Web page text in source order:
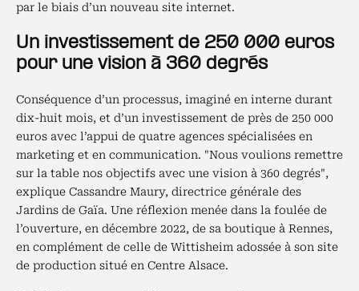
par le biais d’un nouveau site internet.
Un investissement de 250 000 euros
pour une vision à 360 degrés
Conséquence d’un processus, imaginé en interne durant
dix-huit mois, et d’un investissement de près de 250 000
euros avec l’appui de quatre agences spécialisées en
marketing et en communication. "Nous voulions remettre
sur la table nos objectifs avec une vision à 360 degrés",
explique Cassandre Maury, directrice générale des
Jardins de Gaïa. Une réflexion menée dans la foulée de
l’ouverture, en décembre 2022, de sa boutique à Rennes,
en complément de celle de Wittisheim adossée à son site
de production situé en Centre Alsace.